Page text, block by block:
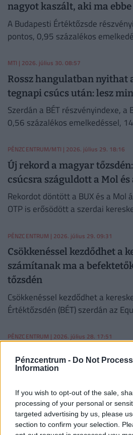
Pénzcentrum - Do Not
Information
If you wish to opt-out of the sale,
processing of your personal or
targeted advertising by us, please
section to confirm your selection.
nagyot kaszált, aki ma
A Budapesti Értéktőzsde
pontos, 0,95 százalékos
MTI | 2026. július 30. 08:57
Rossz hangulatban nyithat
tegnapi csúcs után: lesz
Szerdán a BÉT részvényindexe, a
0,56 százalékos emelkedéssel,
PÉNZCENTRUM/MTI | 2026. július 29. 18:16
Új rekord a magyar
csúcsra száguldott a Mol és
Rekordot döntött a BUX és a Mol
OTP is erősödött a szerdai
PÉNZCENTRUM | 2026. július 29. 09:31
Csökkenéssel kezdődhet a
számítanak ma a
tőzsdén
Csökkenéssel kezdődhet a
Értéktőzsdén (BÉT) szerdán az
PÉNZCENTRUM | 2026. július 28. 17:51
Budapesti Értéktőzsdén
vezető részvények a Magyar
gyengültek az előző napi
MTI| 2026. július 28. 08:54